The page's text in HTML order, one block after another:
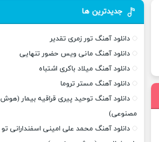
جدیدترین ها
دانلود آهنگ تور زمری تقدیر
دانلود آهنگ مانی ویس حضور تنهایی
دانلود آهنگ میلاد باکری اشتباه
دانلود آهنگ مستر تروما
دانلود آهنگ توحید پیری قراقیه بیمار (هوش
مصنوعی)
دانلود آهنگ محمد علی امینی اسفندارانی تو